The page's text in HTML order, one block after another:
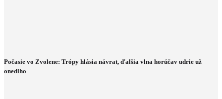
Počasie vo Zvolene: Trópy hlásia návrat, ďalšia vlna horúčav udrie už
onedlho